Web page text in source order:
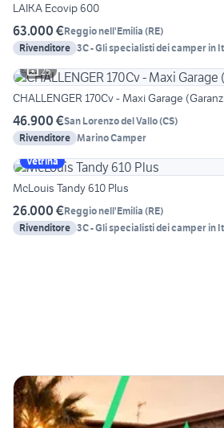
LAIKA Ecovip 600
63.000 €Reggio nell'Emilia (RE)
Rivenditore 3C - Gli specialisti dei camper in
25
CHALLENGER 170Cv -
46.900 €San Lorenzo del Vallo(CS)
Rivenditore Marino Camper
Vetrina
McLouis Tandy 610 Plus
26.000 €Reggio nell'Emilia (RE)
Rivenditore 3C - Gli specialisti dei camper in